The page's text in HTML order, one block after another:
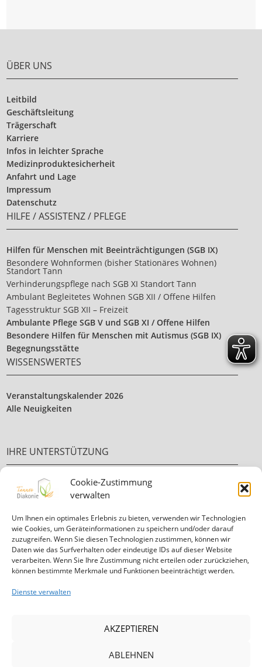
Cookie-Zustimmung
verwalten
Um Ihnen ein optimales Erlebnis zu bieten, verwenden wir Technologien
wie Cookies, um Geräteinformationen zu speichern und/oder darauf
zuzugreifen. Wenn Sie diesen Technologien zustimmen, können wir
Daten wie das Surfverhalten oder eindeutige IDs auf dieser Website
verarbeiten. Wenn Sie Ihre Zustimmung nicht erteilen oder zurückziehen,
können bestimmte Merkmale und Funktionen beeinträchtigt werden.
Dienste verwalten
AKZEPTIEREN
ABLEHNEN
ÜBER UNS
Leitbild
Geschäftsleitung
Trägerschaft
Karriere
Infos in leichter Sprache
Medizinproduktesicherheit
Anfahrt und Lage
Impressum
Datenschutz
HILFE / ASSISTENZ / PFLEGE
Hilfen für Menschen mit Beeinträchtigungen (SGB IX)
Besondere Wohnformen (bisher Stationäres Wohnen)
Standort Tann
Verhinderungspflege nach SGB XI Standort Tann
Ambulant Begleitetes Wohnen SGB XII / Offene Hilfen
Tagesstruktur SGB XII – Freizeit
Ambulante Pflege SGB V und SGB XI / Offene Hilfen
Besondere Hilfen für Menschen mit Autismus (SGB IX)
Begegnungsstätte
WISSENSWERTES
Veranstaltungskalender 2026
Alle Neuigkeiten
IHRE UNTERSTÜTZUNG
Ehrenamt
Ihre Spende
Informationen in
Mitglied in der Diakonie Hessen